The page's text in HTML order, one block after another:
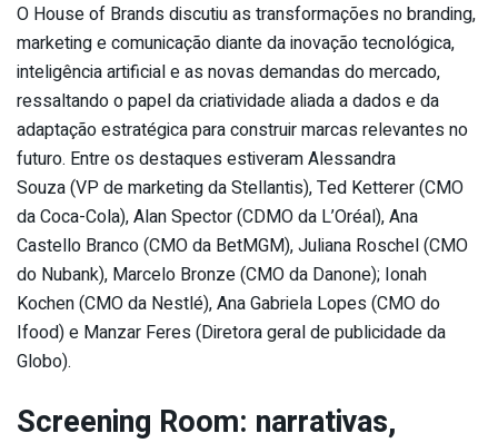
O House of Brands discutiu as transformações no branding,
marketing e comunicação diante da inovação tecnológica,
inteligência artificial e as novas demandas do mercado,
ressaltando o papel da criatividade aliada a dados e da
adaptação estratégica para construir marcas relevantes no
futuro. Entre os destaques estiveram Alessandra
Souza (VP de marketing da Stellantis), Ted Ketterer (CMO
da Coca-Cola), Alan Spector (CDMO da L’Oréal), Ana
Castello Branco (CMO da BetMGM), Juliana Roschel (CMO
do Nubank), Marcelo Bronze (CMO da Danone); Ionah
Kochen (CMO da Nestlé), Ana Gabriela Lopes (CMO do
Ifood) e Manzar Feres (Diretora geral de publicidade da
Globo).
Screening Room: narrativas,